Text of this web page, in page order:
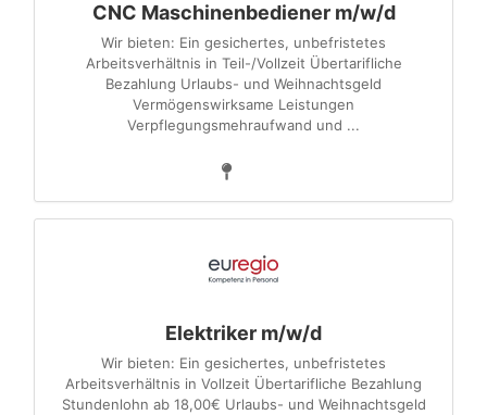
CNC Maschinenbediener m/w/d
Wir bieten: Ein gesichertes, unbefristetes
Arbeitsverhältnis in Teil-/Vollzeit Übertarifliche
Bezahlung Urlaubs- und Weihnachtsgeld
Vermögenswirksame Leistungen
Verpflegungsmehraufwand und ...
Elektriker m/w/d
Wir bieten: Ein gesichertes, unbefristetes
Arbeitsverhältnis in Vollzeit Übertarifliche Bezahlung
Stundenlohn ab 18,00€ Urlaubs- und Weihnachtsgeld